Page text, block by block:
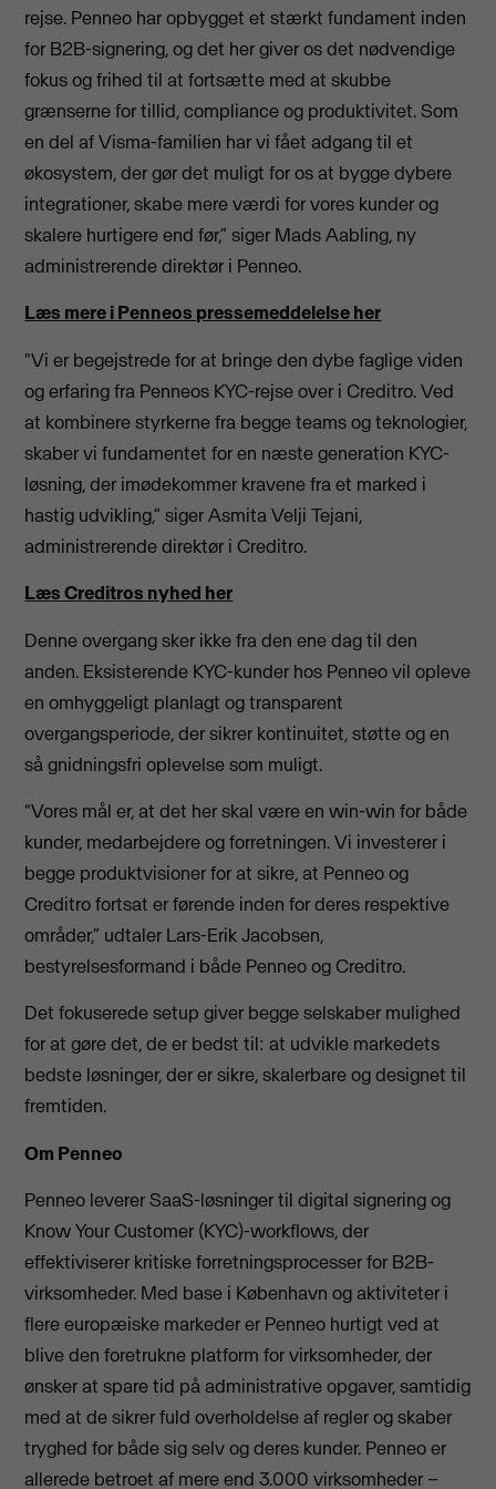
rejse. Penneo har opbygget et stærkt fundament inden
for B2B-signering, og det her giver os det nødvendige
fokus og frihed til at fortsætte med at skubbe
grænserne for tillid, compliance og produktivitet. Som
en del af Visma-familien har vi fået adgang til et
økosystem, der gør det muligt for os at bygge dybere
integrationer, skabe mere værdi for vores kunder og
skalere hurtigere end før,” siger Mads Aabling, ny
administrerende direktør i Penneo.
Læs mere i Penneos pressemeddelelse her
"Vi er begejstrede for at bringe den dybe faglige viden
og erfaring fra Penneos KYC-rejse over i Creditro. Ved
at kombinere styrkerne fra begge teams og teknologier,
skaber vi fundamentet for en næste generation KYC-
løsning, der imødekommer kravene fra et marked i
hastig udvikling,” siger Asmita Velji Tejani,
administrerende direktør i Creditro.
Læs Creditros nyhed her
Denne overgang sker ikke fra den ene dag til den
anden. Eksisterende KYC-kunder hos Penneo vil opleve
en omhyggeligt planlagt og transparent
overgangsperiode, der sikrer kontinuitet, støtte og en
så gnidningsfri oplevelse som muligt.
"Vores mål er, at det her skal være en win-win for både
kunder, medarbejdere og forretningen. Vi investerer i
begge produktvisioner for at sikre, at Penneo og
Creditro fortsat er førende inden for deres respektive
områder,” udtaler Lars-Erik Jacobsen,
bestyrelsesformand i både Penneo og Creditro.
Det fokuserede setup giver begge selskaber mulighed
for at gøre det, de er bedst til: at udvikle markedets
bedste løsninger, der er sikre, skalerbare og designet til
fremtiden.
Om Penneo
Penneo leverer SaaS-løsninger til digital signering og
Know Your Customer (KYC)-workflows, der
effektiviserer kritiske forretningsprocesser for B2B-
virksomheder. Med base i København og aktiviteter i
flere europæiske markeder er Penneo hurtigt ved at
blive den foretrukne platform for virksomheder, der
ønsker at spare tid på administrative opgaver, samtidig
med at de sikrer fuld overholdelse af regler og skaber
tryghed for både sig selv og deres kunder. Penneo er
allerede betroet af mere end 3.000 virksomheder –